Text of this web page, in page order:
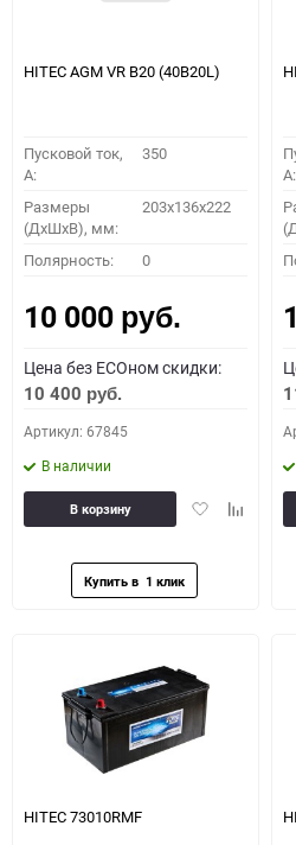
HITEC AGM VR B20 (40B20L)
Пусковой ток,
A:
350
Размеры
(ДхШхВ), мм:
203х136х222
Полярность: 0
10 000 руб.
Цена без ECOном скидки:
10 400 руб.
Артикул: 67845
В наличии
ДобавитьДобавить
В корзину
A:
HITEC 73010RMF